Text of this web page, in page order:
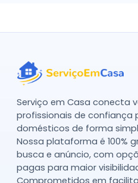
Serviço em Casa conecta
profissionais de confiança
domésticos de forma
Nossa plataforma é 100%
busca e anúncio, com
pagas para maior